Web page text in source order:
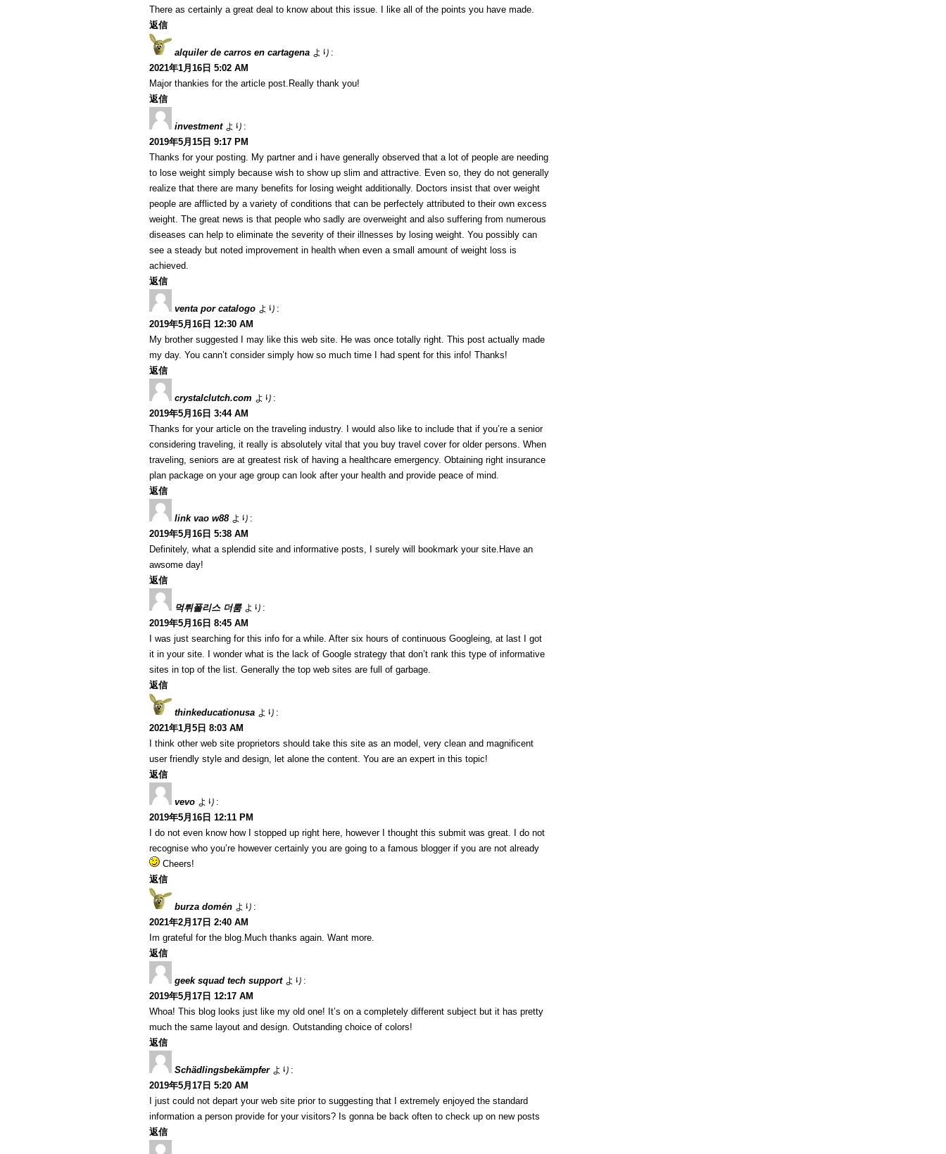
There as certainly a great deal to know about this issue. I like all of the points you have made.
返信
alquiler de carros en cartagena より:
2021年1月16日 5:02 AM
Major thankies for the article post.Really thank you!
返信
investment より:
2019年5月15日 9:17 PM
Thanks for your posting. My partner and i have generally observed that a lot of people are needing
to lose weight simply because wish to show up slim and attractive. Even so, they do not generally
realize that there are many benefits for losing weight additionally. Doctors insist that over weight
people are afflicted by a variety of conditions that can be perfectely attributed to their own excess
weight. The great news is that people who sadly are overweight and also suffering from numerous
diseases can help to eliminate the severity of their illnesses by losing weight. You possibly can
see a steady but noted improvement in health when even a small amount of weight loss is
achieved.
返信
venta por catalogo より:
2019年5月16日 12:30 AM
My brother suggested I may like this web site. He was once totally right. This post actually made
my day. You cann’t consider simply how so much time I had spent for this info! Thanks!
返信
crystalclutch.com より:
2019年5月16日 3:44 AM
Thanks for your article on the traveling industry. I would also like to include that if you’re a senior
considering traveling, it really is absolutely vital that you buy travel cover for older persons. When
traveling, seniors are at greatest risk of having a healthcare emergency. Obtaining right insurance
plan package on your age group can look after your health and provide peace of mind.
返信
link vao w88 より:
2019年5月16日 5:38 AM
Definitely, what a splendid site and informative posts, I surely will bookmark your site.Have an
awsome day!
返信
먹튀폴리스 더룸 より:
2019年5月16日 8:45 AM
I was just searching for this info for a while. After six hours of continuous Googleing, at last I got
it in your site. I wonder what is the lack of Google strategy that don’t rank this type of informative
sites in top of the list. Generally the top web sites are full of garbage.
返信
thinkeducationusa より:
2021年1月5日 8:03 AM
I think other web site proprietors should take this site as an model, very clean and magnificent
user friendly style and design, let alone the content. You are an expert in this topic!
返信
vevo より:
2019年5月16日 12:11 PM
I do not even know how I stopped up right here, however I thought this submit was great. I do not
recognise who you’re however certainly you are going to a famous blogger if you are not already
Cheers!
返信
burza domén より:
2021年2月17日 2:40 AM
Im grateful for the blog.Much thanks again. Want more.
返信
geek squad tech support より:
2019年5月17日 12:17 AM
Whoa! This blog looks just like my old one! It’s on a completely different subject but it has pretty
much the same layout and design. Outstanding choice of colors!
返信
Schädlingsbekämpfer より:
2019年5月17日 5:20 AM
I just could not depart your web site prior to suggesting that I extremely enjoyed the standard
information a person provide for your visitors? Is gonna be back often to check up on new posts
返信